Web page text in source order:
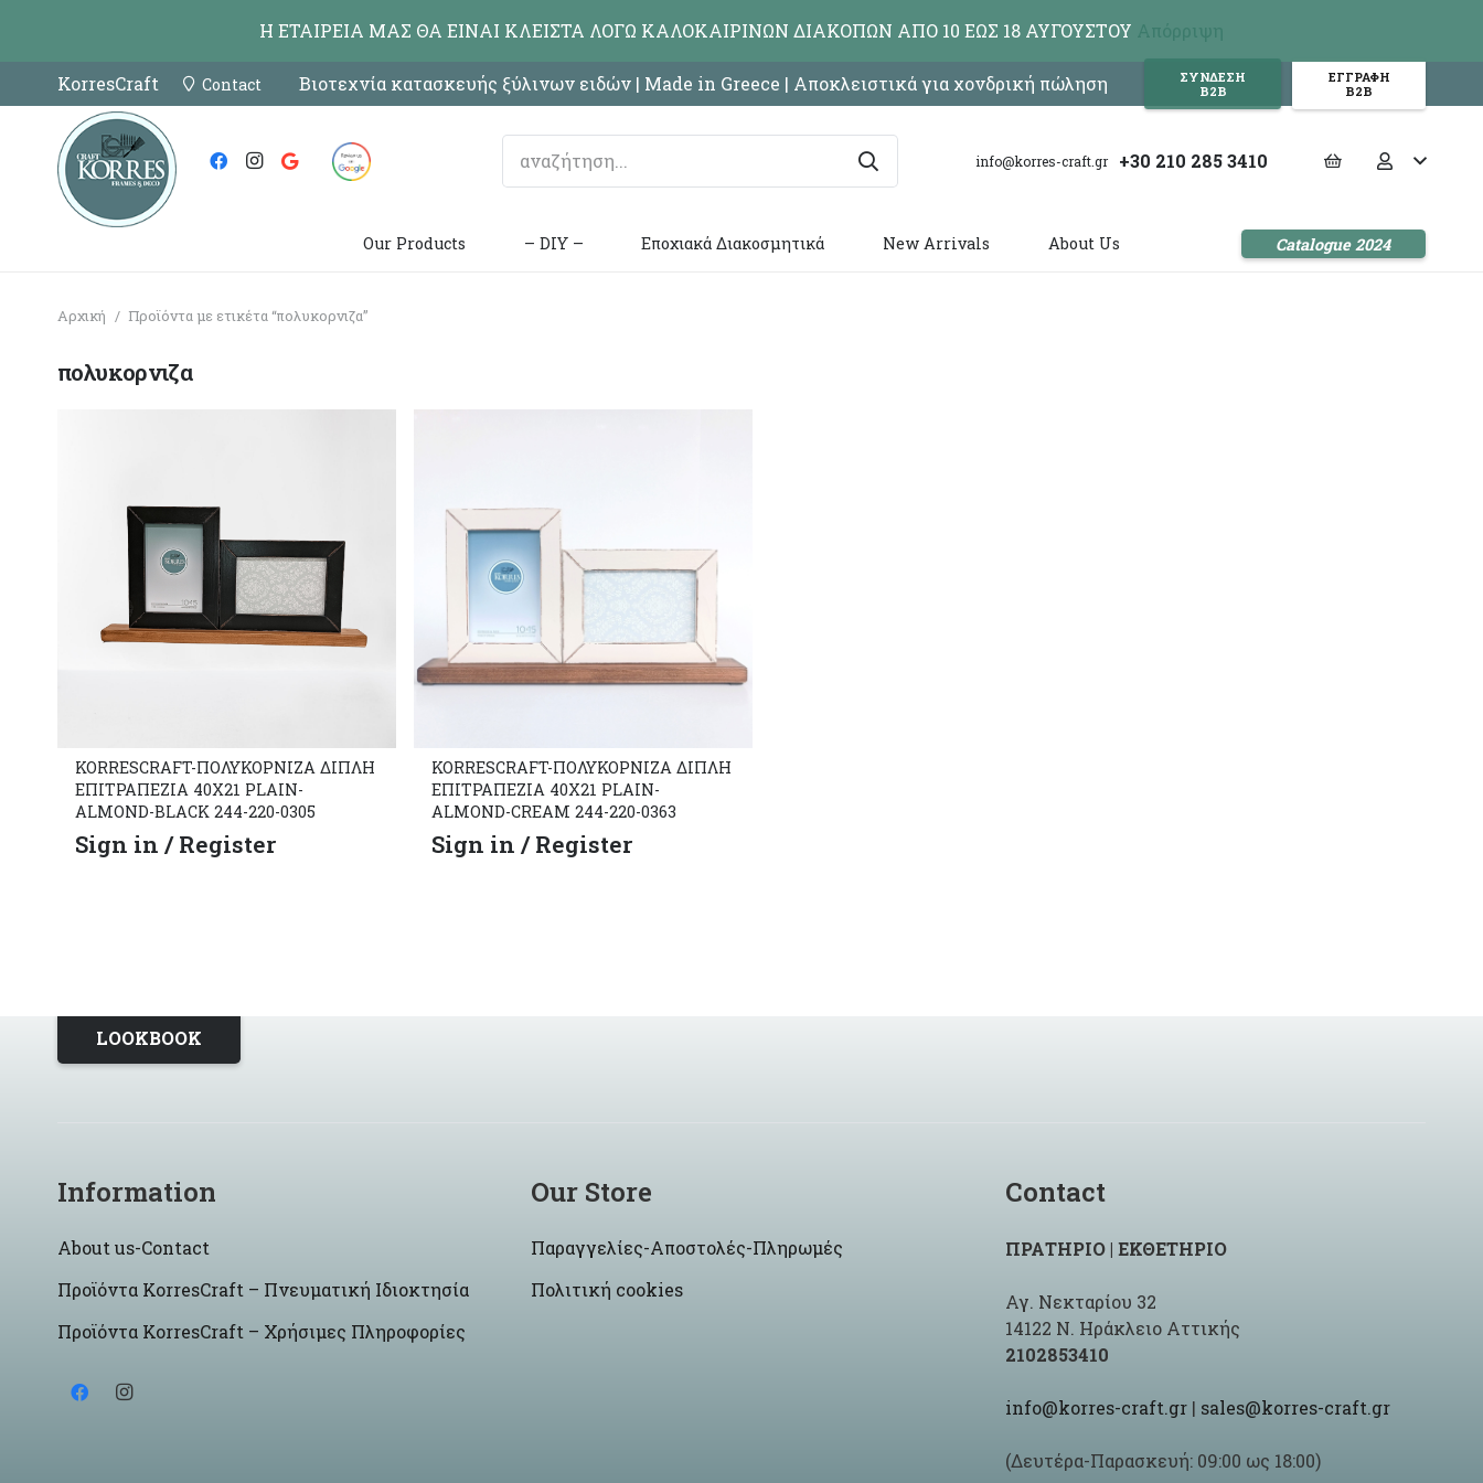
KorresCraft Contact Βιοτεχνία κατασκευής ξύλινων ειδών | Made in Greece | Αποκλειστικά για χονδρική πώληση
ΣΥΝΔΕΣΗ
Β2Β
ΕΓΓΡΑΦΗ
Β2Β
info@korres-craft.gr +30 210 285 3410
Our Products – DIY – Εποχιακά Διακοσμητικά New Arrivals About Us Catalogue 2024
Αρχική / Προϊόντα με ετικέτα “πολυκορνιζα”
πολυκορνιζα
KORRESCRAFT-ΠΟΛΥΚΟΡΝΙΖΑ ΔΙΠΛΗ
ΕΠΙΤΡΑΠΕΖΙΑ 40X21 PLAIN-
ALMOND-BLACK 244-220-0305
Sign in / Register
KORRESCRAFT-ΠΟΛΥΚΟΡΝΙΖΑ ΔΙΠΛΗ
ΕΠΙΤΡΑΠΕΖΙΑ 40X21 PLAIN-
ALMOND-CREAM 244-220-0363
Sign in / Register
LOOKBOOK
Information
About us-Contact
Προϊόντα KorresCraft – Πνευματική Ιδιοκτησία
Προϊόντα KorresCraft – Χρήσιμες Πληροφορίες
Our Store
Παραγγελίες-Αποστολές-Πληρωμές
Πολιτική cookies
Contact
ΠΡΑΤΗΡΙΟ | ΕΚΘΕΤΗΡΙΟ
Αγ. Νεκταρίου 32
14122 Ν. Ηράκλειο Αττικής
2102853410
info@korres-craft.gr| sales@korres-craft.gr
(Δευτέρα-Παρασκευή: 09:00 ως 18:00)
Η ΕΤΑΙΡΕΙΑ ΜΑΣ ΘΑ ΕΙΝΑΙ ΚΛΕΙΣΤΑ ΛΟΓΩ ΚΑΛΟΚΑΙΡΙΝΩΝ ΔΙΑΚΟΠΩΝ ΑΠΟ 10 ΕΩΣ 18 ΑΥΓΟΥΣΤΟΥ Απόρριψη